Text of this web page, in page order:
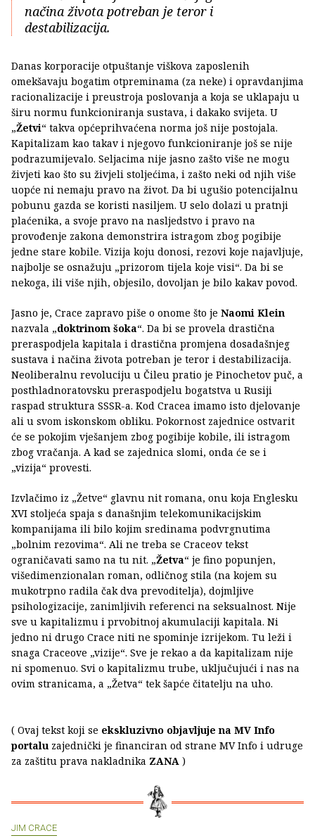
načina života potreban je teror i
destabilizacija.
Danas korporacije otpuštanje viškova zaposlenih
omekšavaju bogatim otpreminama (za neke) i opravdanjima
racionalizacije i preustroja poslovanja a koja se uklapaju u
širu normu funkcioniranja sustava, i dakako svijeta. U
„Žetvi“ takva općeprihvaćena norma još nije postojala.
Kapitalizam kao takav i njegovo funkcioniranje još se nije
podrazumijevalo. Seljacima nije jasno zašto više ne mogu
živjeti kao što su živjeli stoljećima, i zašto neki od njih više
uopće ni nemaju pravo na život. Da bi ugušio potencijalnu
pobunu gazda se koristi nasiljem. U selo dolazi u pratnji
plaćenika, a svoje pravo na nasljedstvo i pravo na
provođenje zakona demonstrira istragom zbog pogibije
jedne stare kobile. Vizija koju donosi, rezovi koje najavljuje,
najbolje se osnažuju „prizorom tijela koje visi“. Da bi se
nekoga, ili više njih, objesilo, dovoljan je bilo kakav povod.
Jasno je, Crace zapravo piše o onome što je Naomi Klein
nazvala „doktrinom šoka“. Da bi se provela drastična
preraspodjela kapitala i drastična promjena dosadašnjeg
sustava i načina života potreban je teror i destabilizacija.
Neoliberalnu revoluciju u Čileu pratio je Pinochetov puč, a
posthladnoratovsku preraspodjelu bogatstva u Rusiji
raspad struktura SSSR-a. Kod Cracea imamo isto djelovanje
ali u svom iskonskom obliku. Pokornost zajednice ostvarit
će se pokojim vješanjem zbog pogibije kobile, ili istragom
zbog vračanja. A kad se zajednica slomi, onda će se i
„vizija“ provesti.
Izvlačimo iz „Žetve“ glavnu nit romana, onu koja Englesku
XVI stoljeća spaja s današnjim telekomunikacijskim
kompanijama ili bilo kojim sredinama podvrgnutima
„bolnim rezovima“. Ali ne treba se Craceov tekst
ograničavati samo na tu nit. „Žetva“ je fino popunjen,
višedimenzionalan roman, odličnog stila (na kojem su
mukotrpno radila čak dva prevoditelja), dojmljive
psihologizacije, zanimljivih referenci na seksualnost. Nije
sve u kapitalizmu i prvobitnoj akumulaciji kapitala. Ni
jedno ni drugo Crace niti ne spominje izrijekom. Tu leži i
snaga Craceove „vizije“. Sve je rekao a da kapitalizam nije
ni spomenuo. Svi o kapitalizmu trube, uključujući i nas na
ovim stranicama, a „Žetva“ tek šapće čitatelju na uho.
( Ovaj tekst koji se ekskluzivno objavljuje na MV Info
portalu zajednički je financiran od strane MV Info i udruge
za zaštitu prava nakladnika ZANA )
JIM CRACE